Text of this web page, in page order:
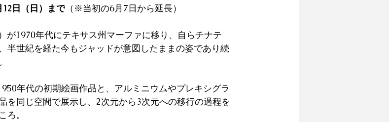
12日（日）まで （※当初の6月7日から延長）
が1970年代にテキサス州マーファに移り、自らチナテ
半世紀を経た今もジャッドが意図したままの姿であり続
年代の初期絵画作品と、アルミニウムやプレキシグラ
を同じ空間で展示し、2次元から3次元への移行の過程を
ろ。